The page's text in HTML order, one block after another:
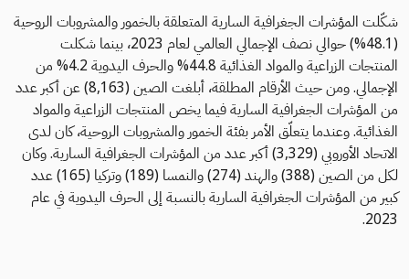
شكّلت المؤشرات الجغرافية السارية المتعلقة بالخمور والمشروبات الروحية
(48.1%) حوالي نصف الإجمالي العالمي لعام 2023، بينما شكلت
المنتجات الزراعية والمواد الغذائية 44.8% والحرف اليدوية 4.2% من
الإجمالي. ومن حيث الأرقام المطلقة، أبلغت الصين (8,163) عن أكبر عدد
من المؤشرات الجغرافية السارية فيما يخص المنتجات الزراعية والمواد
الغذائية. وعندما يتعلّق الأمر بفئة الخمور والمشروبات الروحية، كان لدى
الاتحاد الأوروبي (3,329) أكبر عدد من المؤشرات الجغرافية السارية. وكان
لكل من الصين (388) والهند (274) والنمسا (189) وتركيا (165) عدد
كبير من المؤشرات الجغرافية السارية بالنسبة إلى الحرف اليدوية في عام
2023.